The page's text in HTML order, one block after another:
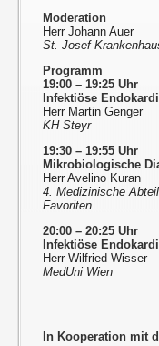
Moderation
Herr Johann Auer
St. Josef
Programm
19:00 – 19:25 Uhr
Infektiöse
Herr Martin Genger
KH Steyr
19:30 – 19:55 Uhr
Mikrobiologische
Herr Avelino Kuran
4. Medizinische
Favoriten
20:00 – 20:25 Uhr
Infektiöse
Herr Wilfried Wisser
MedUni Wien
In Kooperation mit